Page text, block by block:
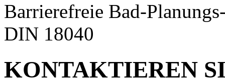
Barrierefreie Bad-
DIN 18040
KONTAKTIEREN